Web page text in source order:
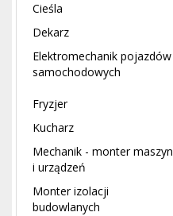
Cieśla
Dekarz
Elektromechanik pojazdów
samochodowych
Fryzjer
Kucharz
Mechanik - monter maszyn
i urządzeń
Monter izolacji
budowlanych